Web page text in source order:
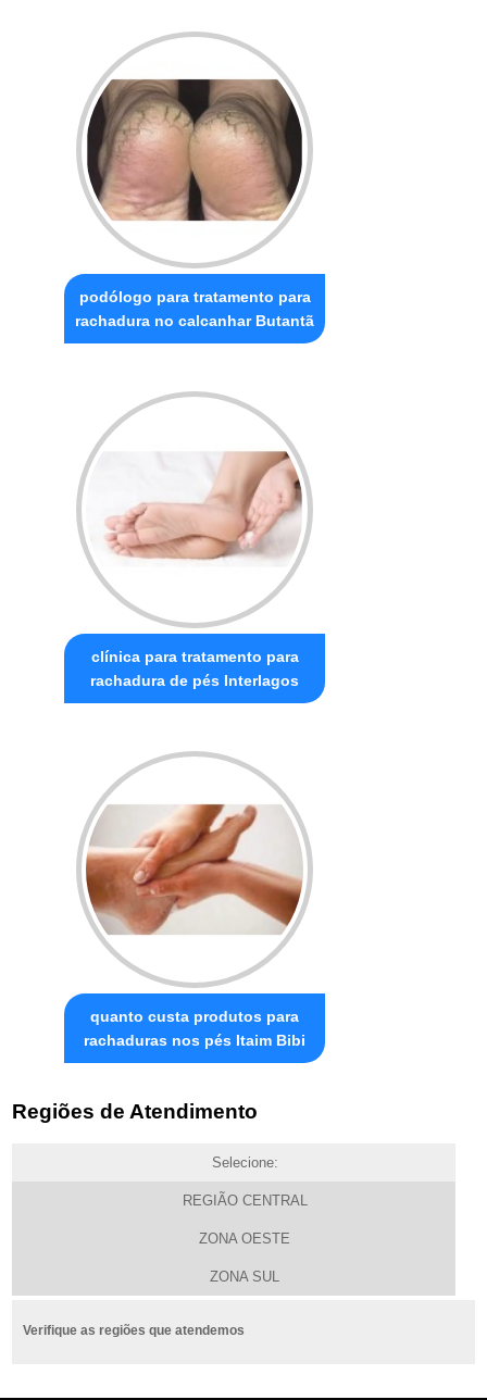
podólogo para tratamento para
rachadura no calcanhar Butantã
clínica para tratamento para
rachadura de pés Interlagos
quanto custa produtos para
rachaduras nos pés Itaim Bibi
Regiões de Atendimento
Selecione:
REGIÃO CENTRAL
ZONA OESTE
ZONA SUL
Verifique as regiões que atendemos